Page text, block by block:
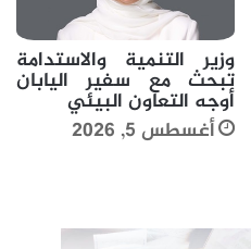
وزير التنمية والاستدامة
تبحث مع سفير اليابان
أوجه التعاون البيئي
أغسطس 5, 2026